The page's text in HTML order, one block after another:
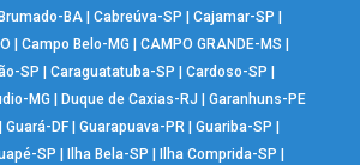
Brumado-BA| Cabreúva-SP Cajamar-SP
|Campo Belo-MG |CAMPO GRANDE-MS
SP
Caraguatatuba-SP Cardoso-SP
MG Duque de Caxias-RJ
Garanhuns-PE
Guará-DF| Guarapuava-PR| Guariba-SP
SP Ilha Bela-SP Ilha Comprida-SP